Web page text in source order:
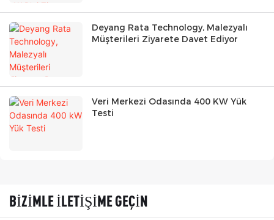
Deyang Rata Technology, Malezyalı
Müşterileri Ziyarete Davet Ediyor
Veri Merkezi Odasında 400 KW Yük
Testi
BIZIMLE ILETIŞIME GEÇIN